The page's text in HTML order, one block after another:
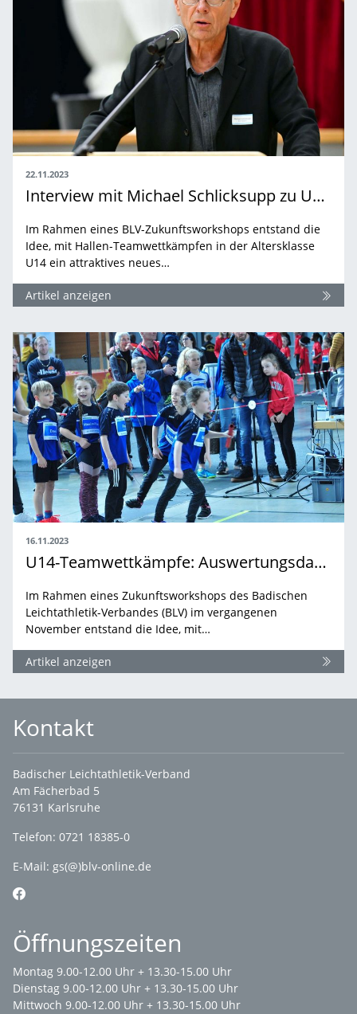
22.11.2023
Interview mit Michael Schlicksupp zu U14-Teamwettkämpfen
Im Rahmen eines BLV-Zukunftsworkshops entstand die
Idee, mit Hallen-Teamwettkämpfen in der Altersklasse
U14 ein attraktives neues…
Artikel anzeigen
16.11.2023
U14-Teamwettkämpfe: Auswertungsdatei veröffentlicht
Im Rahmen eines Zukunftsworkshops des Badischen
Leichtathletik-Verbandes (BLV) im vergangenen
November entstand die Idee, mit…
Artikel anzeigen
Kontakt
Badischer Leichtathletik-Verband
Am Fächerbad 5
76131 Karlsruhe
Telefon: 0721 18385-0
E-Mail: gs(@)blv-online.de
Öffnungszeiten
Montag 9.00-12.00 Uhr + 13.30-15.00 Uhr
Dienstag 9.00-12.00 Uhr + 13.30-15.00 Uhr
Mittwoch 9.00-12.00 Uhr + 13.30-15.00 Uhr